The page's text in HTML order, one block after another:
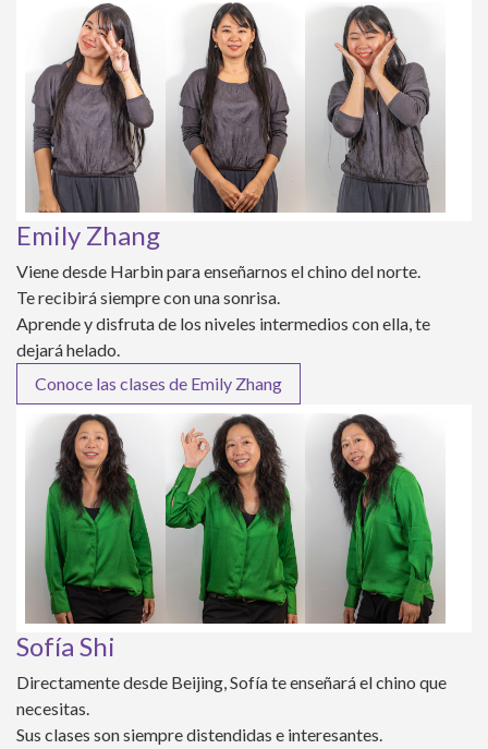
Emily Zhang
Viene desde Harbin para enseñarnos el chino del norte.
Te recibirá siempre con una sonrisa.
Aprende y disfruta de los niveles intermedios con ella, te
dejará helado.
Conoce las clases de Emily Zhang
Sofía Shi
Directamente desde Beijing, Sofía te enseñará el chino que
necesitas.
Sus clases son siempre distendidas e interesantes.